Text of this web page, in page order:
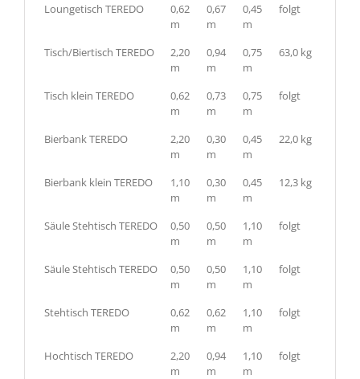
Loungetisch TEREDO
0,62
m
0,67
m
0,45
m
folgt
Tisch/Biertisch TEREDO
2,20
m
0,94
m
0,75
m
63,0 kg
Tisch klein TEREDO
0,62
m
0,73
m
0,75
m
folgt
Bierbank TEREDO
2,20
m
0,30
m
0,45
m
22,0 kg
Bierbank klein TEREDO
1,10
m
0,30
m
0,45
m
12,3 kg
Säule Stehtisch TEREDO
0,50
m
0,50
m
1,10
m
folgt
Säule Stehtisch TEREDO
0,50
m
0,50
m
1,10
m
folgt
Stehtisch TEREDO
0,62
m
0,62
m
1,10
m
folgt
Hochtisch TEREDO
2,20
m
0,94
m
1,10
m
folgt